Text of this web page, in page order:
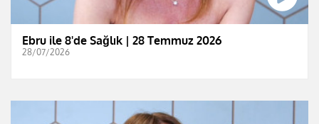
Ebru ile 8'de Sağlık | 28 Temmuz 2026
28/07/2026